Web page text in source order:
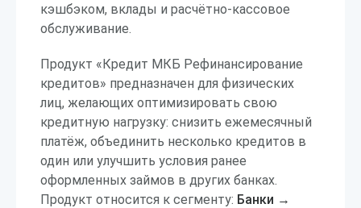
кэшбэком, вклады и расчётно-кассовое
обслуживание.
Продукт «Кредит МКБ Рефинансирование
кредитов» предназначен для физических
лиц, желающих оптимизировать свою
кредитную нагрузку: снизить ежемесячный
платёж, объединить несколько кредитов в
один или улучшить условия ранее
оформленных займов в других банках.
Продукт относится к сегменту: Банки →